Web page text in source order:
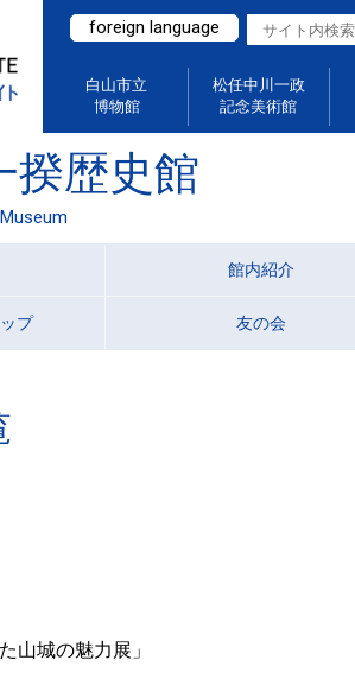
foreign language
白山市立
博物館
松任中川一政
記念美術館
揆歴史館
館内紹介
プ 友の会
山城の魅力展」